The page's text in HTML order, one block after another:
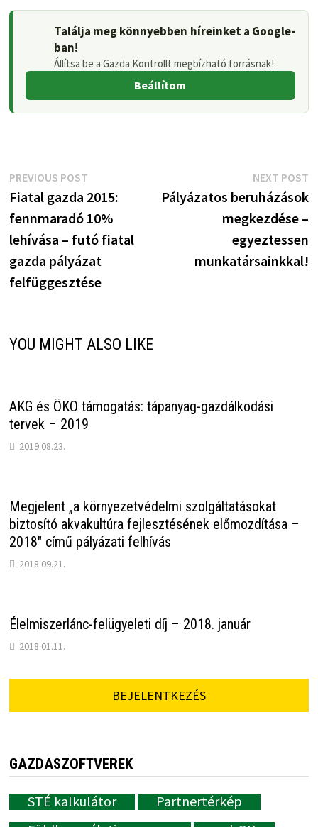
Találja meg könnyebben híreinket a Google-
ban!
Állítsa be a Gazda Kontrollt megbízható forrásnak!
Beállítom
Bejegyzés
navigáció
PREVIOUS POSTPrevious
post:
Fiatal gazda 2015:
fennmaradó 10%
lehívása – futó fiatal
gazda pályázat
felfüggesztése
NEXT POST
Pályázatos beruházások
megkezdése –
egyeztessen
munkatársainkkal!
YOU MIGHT ALSO LIKE
AKG és ÖKO támogatás: tápanyag-gazdálkodási
tervek – 2019
2019.08.23.
Megjelent „a környezetvédelmi szolgáltatásokat
biztosító akvakultúra fejlesztésének előmozdítása –
2018″ című pályázati felhívás
2018.09.21.
Élelmiszerlánc-felügyeleti díj – 2018. január
2018.01.11.
BEJELENTKEZÉS
GAZDASZOFTVEREK
STÉ kalkulátor
Partnertérkép